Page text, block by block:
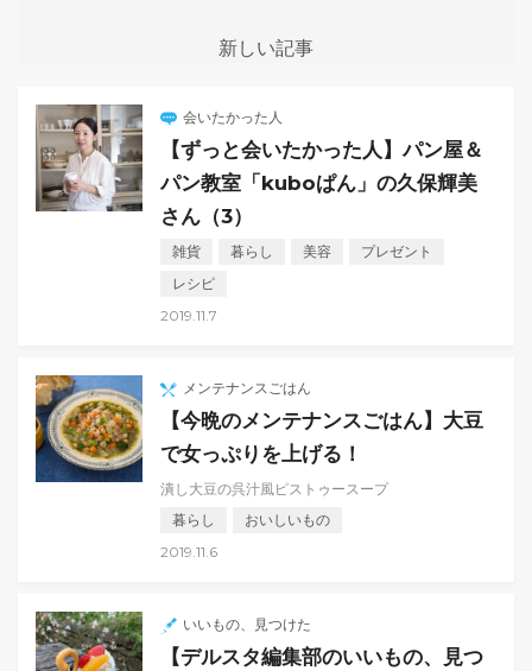
新しい記事
会いたかった人
【ずっと会いたかった人】パン屋＆
パン教室「kuboぱん」の久保輝美
さん（3）
雑貨 暮らし 美容
プレゼント
レシピ
2019.11.7
メンテナンスごはん
【今晩のメンテナンスごはん】大豆
で女っぷりを上げる！
潰し大豆の呉汁風ピストゥースープ
暮らし
おいしいもの
2019.11.6
いいもの、見つけた
【デルスタ編集部のいいもの、見つ